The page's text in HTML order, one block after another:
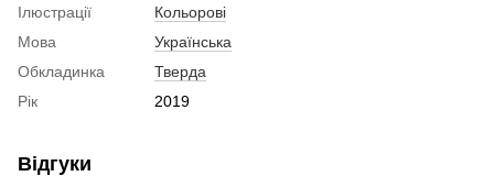
Ілюстрації
Кольорові
Мова
Українська
Обкладинка
Тверда
Рік
2019
Відгуки